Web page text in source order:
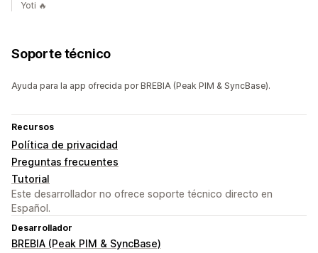
Yoti 🔥
Soporte técnico
Ayuda para la app ofrecida por BREBIA (Peak PIM & SyncBase).
Recursos
Política de privacidad
Preguntas frecuentes
Tutorial
Este desarrollador no ofrece soporte técnico directo en
Español.
Desarrollador
BREBIA (Peak PIM & SyncBase)